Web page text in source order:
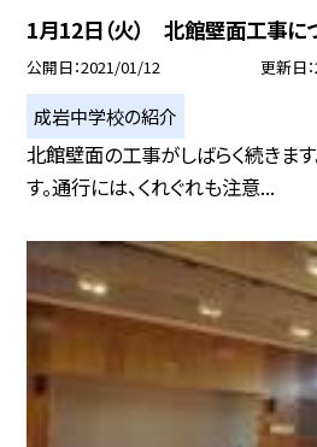
1月12日（火） 北館壁面工事に
公開日 2021/01/12 更新日
成岩中学校の紹介
北館壁面の工事がしばらく続きま
す。通行には、くれぐれも注意...